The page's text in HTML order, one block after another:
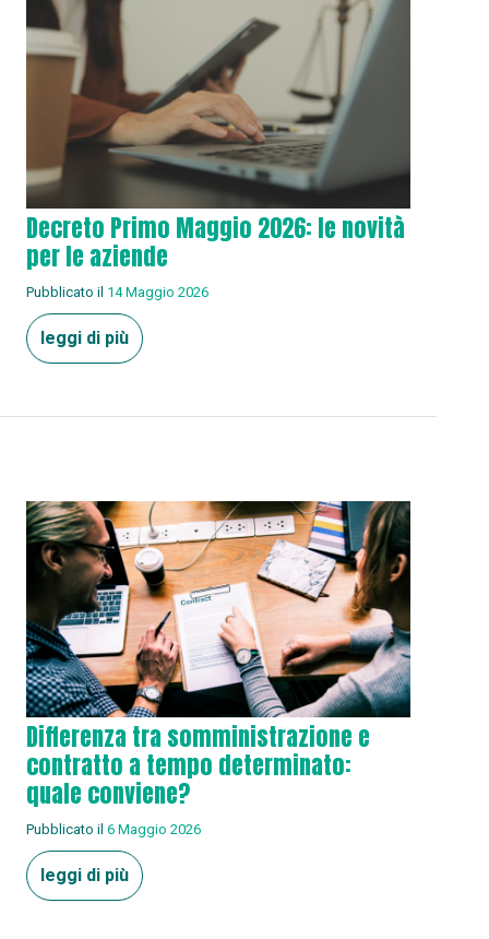
Decreto Primo Maggio 2026: le novità
per le aziende
Pubblicato il 14 Maggio 2026
leggi di più
Differenza tra somministrazione e
contratto a tempo determinato:
quale conviene?
Pubblicato il 6 Maggio 2026
leggi di più